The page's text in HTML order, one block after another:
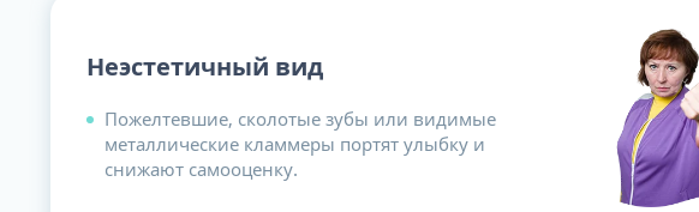
Неэстетичный вид
Пожелтевшие, сколотые зубы или видимые
металлические кламмеры портят улыбку и
снижают самооценку.